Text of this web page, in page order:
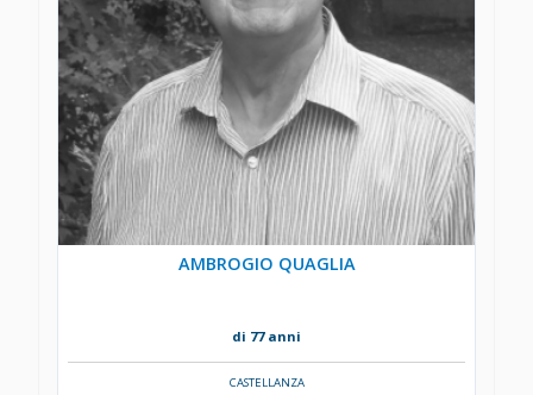
AMBROGIO QUAGLIA
di 77 anni
CASTELLANZA